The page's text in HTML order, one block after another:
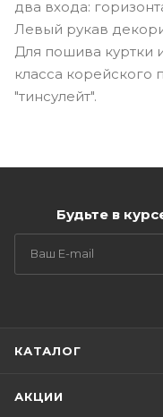
два входа:
Левый рукав
Для пошива куртки
класса корейского
"тинсулейт".
Будьте в
КАТАЛОГ
АКЦИИ